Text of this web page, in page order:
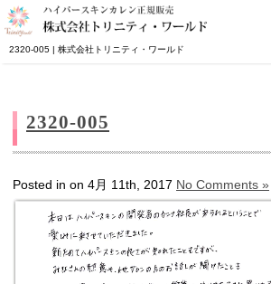
2320-005 | 株式会社トリニティ・ワールド
2320-005
Posted in on 4月 11th, 2017 No Comments »